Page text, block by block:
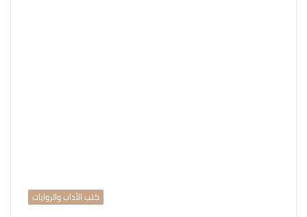
كتب الآداب والروايات